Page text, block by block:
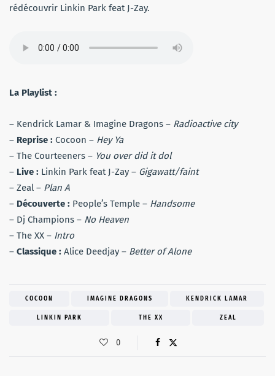
rédécouvrir Linkin Park feat J-Zay.
La Playlist :
– Kendrick Lamar & Imagine Dragons – Radioactive city
– Reprise : Cocoon – Hey Ya
– The Courteeners – You over did it dol
– Live : Linkin Park feat J-Zay – Gigawatt/faint
– Zeal – Plan A
– Découverte : People’s Temple – Handsome
– Dj Champions – No Heaven
– The XX – Intro
– Classique : Alice Deedjay – Better of Alone
COCOON IMAGINE DRAGONS KENDRICK LAMAR
LINKIN PARK THE XX ZEAL
0